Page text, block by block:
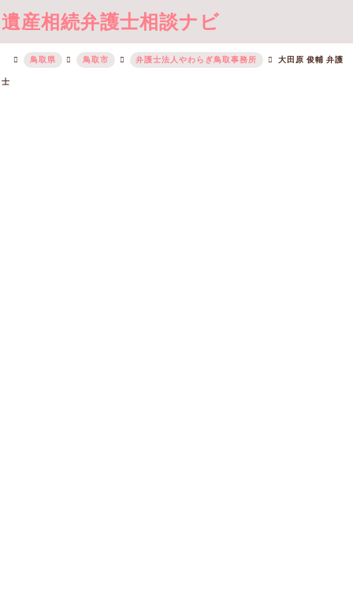
遺産相続弁護士相談ナビ
鳥取県 鳥取市 弁護士法人やわらぎ鳥取事務所 大田原 俊輔 弁護
士